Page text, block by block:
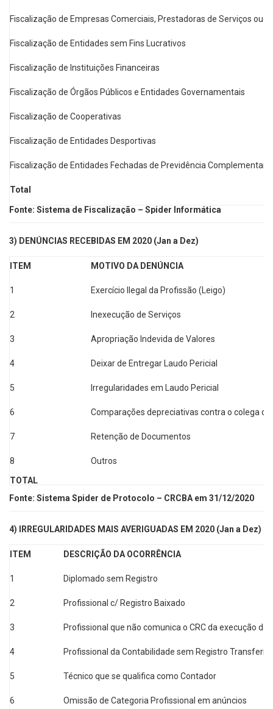
Fiscalização de Empresas Comerciais, Prestadoras de Serviços ou
Fiscalização de Entidades sem Fins Lucrativos
Fiscalização de Instituições Financeiras
Fiscalização de Órgãos Públicos e Entidades Governamentais
Fiscalização de Cooperativas
Fiscalização de Entidades Desportivas
Fiscalização de Entidades Fechadas de Previdência Complementar
Total
Fonte: Sistema de Fiscalização – Spider Informática
3) DENÚNCIAS RECEBIDAS EM 2020 (Jan a Dez)
ITEM MOTIVO DA DENÚNCIA
1 Exercício Ilegal da Profissão (Leigo)
2 Inexecução de Serviços
3 Apropriação Indevida de Valores
4 Deixar de Entregar Laudo Pericial
5 Irregularidades em Laudo Pericial
6 Comparações depreciativas contra o colega
7 Retenção de Documentos
8
Outros
TOTAL
Fonte: Sistema Spider de Protocolo – CRCBA em 31/12/2020
4) IRREGULARIDADES MAIS AVERIGUADAS EM 2020 (Jan a Dez)
ITEM DESCRIÇÃO DA OCORRÊNCIA
1 Diplomado sem Registro
2 Profissional c/ Registro Baixado
3 Profissional que não comunica o CRC da execução
4 Profissional da Contabilidade sem Registro
5 Técnico que se qualifica como Contador
6 Omissão de Categoria Profissional em anúncios